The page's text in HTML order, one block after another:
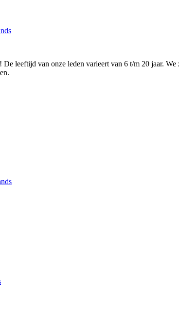
leeftijd van onze leden varieert van 6 t/m 20 jaar.